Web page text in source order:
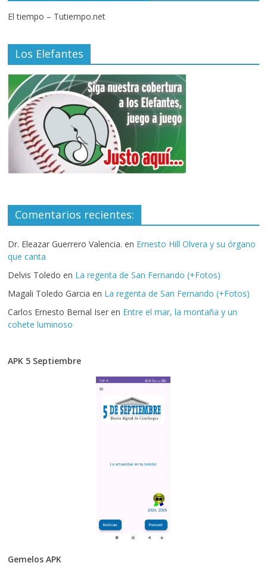
El tiempo – Tutiempo.net
Los Elefantes
Comentarios recientes:
Dr. Eleazar Guerrero Valencia. en Ernesto Hill Olvera y su órgano
que canta
Delvis Toledo en La regenta de San Fernando (+Fotos)
Magali Toledo Garcia en La regenta de San Fernando (+Fotos)
Carlos Ernesto Bernal Iser en Entre el mar, la montaña y un
cohete luminoso
APK 5 Septiembre
Gemelos APK